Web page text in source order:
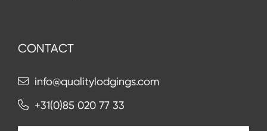
CONTACT
info@qualitylodgings.com
+31(0)85 020 77 33